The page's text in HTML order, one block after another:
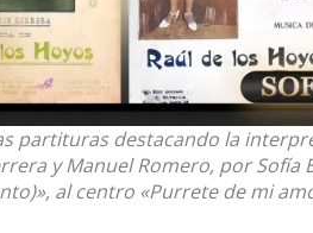
partituras destacando la
y Manuel Romero, por Sofía
al centro «Purrete de mi